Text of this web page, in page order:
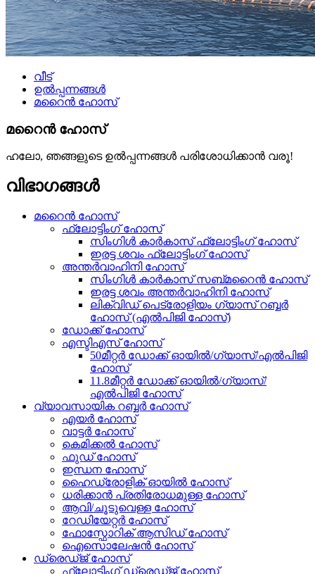
വീട്
ഉൽപ്പന്നങ്ങൾ
മറൈൻ ഹോസ്
മറൈൻ ഹോസ്
ഹലോ, ഞങ്ങളുടെ ഉൽപ്പന്നങ്ങൾ പരിശോധിക്കാൻ വരൂ!
വിഭാഗങ്ങൾ
മറൈൻ ഹോസ്
ഫ്ലോട്ടിംഗ് ഹോസ്
സിംഗിൾ കാർകാസ് ഫ്ലോട്ടിംഗ് ഹോസ്
ഇരട്ട ശവം ഫ്ലോട്ടിംഗ് ഹോസ്
അന്തർവാഹിനി ഹോസ്
സിംഗിൾ കാർകാസ് സബ്മറൈൻ ഹോസ്
ഇരട്ട ശവം അന്തർവാഹിനി ഹോസ്
ലിക്വിഡ് പെട്രോളിയം ഗ്യാസ് റബ്ബർ
ഹോസ് (എൽപിജി ഹോസ്)
ഡോക്ക് ഹോസ്
എസ്ടിഎസ് ഹോസ്
50മീറ്റർ ഡോക്ക് ഓയിൽ/ഗ്യാസ്/എൽപിജി
ഹോസ്
11.8മീറ്റർ ഡോക്ക് ഓയിൽ/ഗ്യാസ്/
എൽപിജി ഹോസ്
വ്യാവസായിക റബ്ബർ ഹോസ്
എയർ ഹോസ്
വാട്ടർ ഹോസ്
കെമിക്കൽ ഹോസ്
ഫുഡ് ഹോസ്
ഇന്ധന ഹോസ്
ഹൈഡ്രോളിക് ഓയിൽ ഹോസ്
ധരിക്കാൻ പ്രതിരോധമുള്ള ഹോസ്
ആവി/ചൂടുവെള്ള ഹോസ്
റേഡിയേറ്റർ ഹോസ്
ഫോസ്ഫോറിക് ആസിഡ് ഹോസ്
ഐസൊലേഷൻ ഹോസ്
ഡ്രെഡ്ജ് ഹോസ്
ഫ്ലോട്ടിംഗ് ഡ്രെഡ്ജ് ഹോസ്